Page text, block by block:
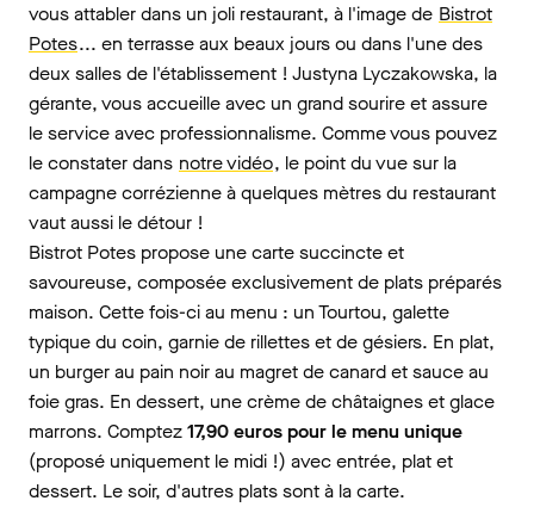
vous attabler dans un joli restaurant, à l'image de Bistrot
Potes... en terrasse aux beaux jours ou dans l'une des
deux salles de l'établissement ! Justyna Lyczakowska, la
gérante, vous accueille avec un grand sourire et assure
le service avec professionnalisme. Comme vous pouvez
le constater dans notre vidéo, le point du vue sur la
campagne corrézienne à quelques mètres du restaurant
vaut aussi le détour !
Bistrot Potes propose une carte succincte et
savoureuse, composée exclusivement de plats préparés
maison. Cette fois-ci au menu : un Tourtou, galette
typique du coin, garnie de rillettes et de gésiers. En plat,
un burger au pain noir au magret de canard et sauce au
foie gras. En dessert, une crème de châtaignes et glace
marrons. Comptez17,90 euros pour le menu unique
(proposé uniquement le midi !) avec entrée, plat et
dessert. Le soir, d'autres plats sont à la carte.